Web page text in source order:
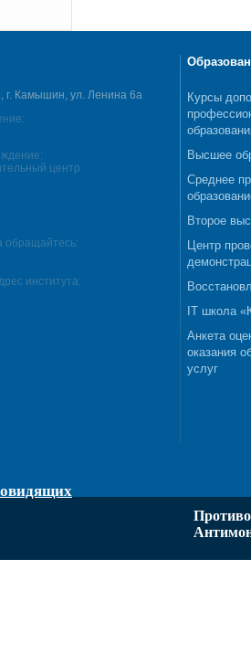
г. Камышин, ул. Ленина 6а
центр
обращайтесь:
института:
Курсы
Высшее
Среднее
Второе
Центр
IT школа
Анкета
оказания
услуг